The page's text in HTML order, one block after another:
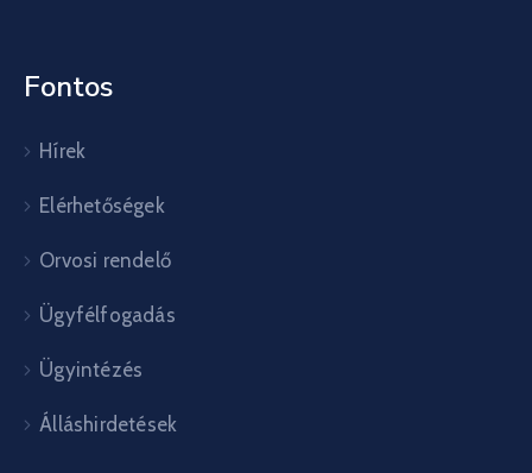
Fontos
Hírek
Elérhetőségek
Orvosi rendelő
Ügyfélfogadás
Ügyintézés
Álláshirdetések